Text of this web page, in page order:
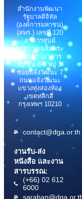
สำนักงานพัฒนา
รัฐบาลดิจิทัล
(องค์การมหาชน)
(สพร.) เลขที่ 120
อาคารศูนย์
ราชการเฉลิมพระ
เกียรติฯ (อาคาร
ซี) ชั้น 8-9 หมู่ 3
ซอยแจ้งวัฒนะ 7
ถนนแจ้งวัฒนะ
แขวงทุ่งสองห้อง
เขตหลักสี่
กรุงเทพฯ 10210
contact@dga.or.th
งานรับ-ส่ง
หนังสือ และงาน
สารบรรณ:
(+66) 02 612
6000